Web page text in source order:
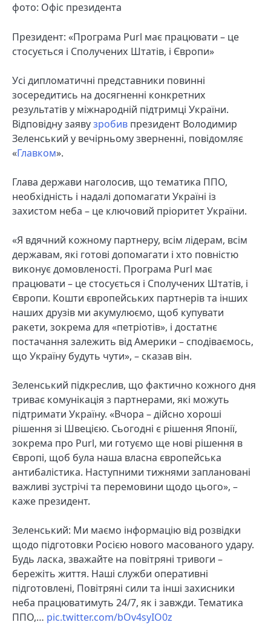
фото: Офіс президента
Президент: «Програма Purl має працювати – це
стосується і Сполучених Штатів, і Європи»
Усі дипломатичні представники повинні
зосередитись на досягненні конкретних
результатів у міжнародній підтримці України.
Відповідну заявузробив президент Володимир
Зеленський у вечірньому зверненні, повідомляє
«Главком».
Глава держави наголосив, що тематика ППО,
необхідність і надалі допомагати Україні із
захистом неба – це ключовий пріоритет України.
«Я вдячний кожному партнеру, всім лідерам, всім
державам, які готові допомагати і хто повністю
виконує домовленості. Програма Purl має
працювати – це стосується і Сполучених Штатів, і
Європи. Кошти європейських партнерів та інших
наших друзів ми акумулюємо, щоб купувати
ракети, зокрема для «петріотів», і достатнє
постачання залежить від Америки – сподіваємось,
що Україну будуть чути», – сказав він.
Зеленський підкреслив, що фактично кожного дня
триває комунікація з партнерами, які можуть
підтримати Україну. «Вчора – дійсно хороші
рішення зі Швецією. Сьогодні є рішення Японії,
зокрема про Purl, ми готуємо ще нові рішення в
Європі, щоб була наша власна європейська
антибалістика. Наступними тижнями заплановані
важливі зустрічі та перемовини щодо цього», –
каже президент.
Зеленський: Ми маємо інформацію від розвідки
щодо підготовки Росією нового масованого удару.
Будь ласка, зважайте на повітряні тривоги –
бережіть життя. Наші служби оперативні
підготовлені, Повітряні сили та інші захисники
неба працюватимуть 24/7, як і завжди. Тематика
ППО,… pic.twitter.com/bOv4syIO0z